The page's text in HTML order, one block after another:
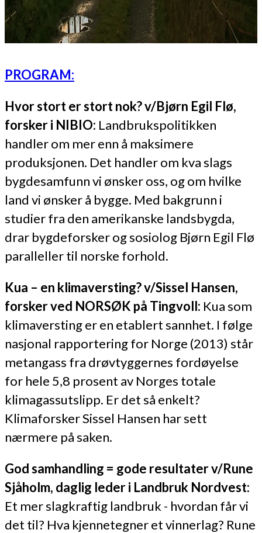
PROGRAM:
Hvor stort er stort nok? v/Bjørn Egil Flø,
forsker i NIBIO: Landbrukspolitikken
handler om mer enn å maksimere
produksjonen. Det handler om kva slags
bygdesamfunn vi ønsker oss, og om hvilke
land vi ønsker å bygge. Med bakgrunn i
studier fra den amerikanske landsbygda,
drar bygdeforsker og sosiolog Bjørn Egil Flø
paralleller til norske forhold.
Kua – en klimaversting? v/Sissel Hansen,
forsker ved NORSØK på Tingvoll: Kua som
klimaversting er en etablert sannhet. I følge
nasjonal rapportering for Norge (2013) står
metangass fra drøvtyggernes fordøyelse
for hele 5,8 prosent av Norges totale
klimagassutslipp. Er det så enkelt?
Klimaforsker Sissel Hansen har sett
nærmere på saken.
God samhandling = gode resultater v/Rune
Sjåholm, daglig leder i Landbruk Nordvest:
Et mer slagkraftig landbruk - hvordan får vi
det til? Hva kjennetegner et vinnerlag? Rune